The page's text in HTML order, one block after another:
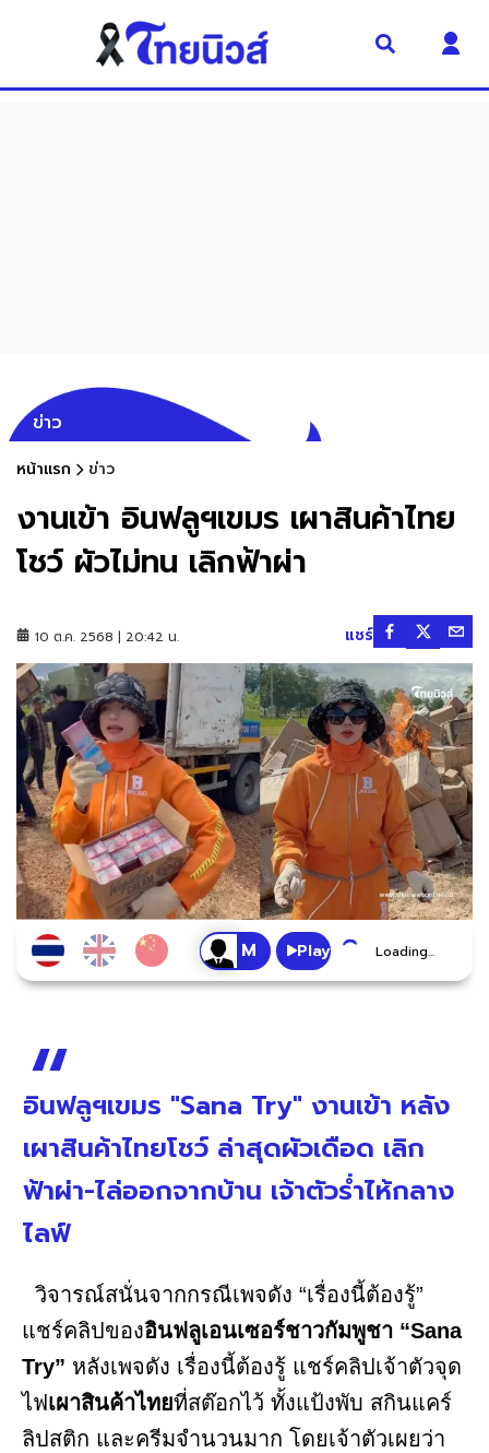
ข่าว
หน้าแรก ข่าว
งานเข้า อินฟลูฯเขมร เผาสินค้าไทย
โชว์ ผัวไม่ทน เลิกฟ้าผ่า
10 ต.ค. 2568 | 20:42 น. แชร์
Play Loading...
อินฟลูฯเขมร "Sana Try" งานเข้า หลัง
เผาสินค้าไทยโชว์ ล่าสุดผัวเดือด เลิก
ฟ้าผ่า-ไล่ออกจากบ้าน เจ้าตัวร่ำไห้กลาง
ไลฟ์
วิจารณ์สนั่นจากกรณีเพจดัง “เรื่องนี้ต้องรู้”
แชร์คลิปของอินฟลูเอนเซอร์ชาวกัมพูชา “Sana
Try” หลังเพจดัง เรื่องนี้ต้องรู้ แชร์คลิปเจ้าตัวจุด
ไฟเผาสินค้าไทยที่สต๊อกไว้ ทั้งแป้งพับ สกินแคร์
ลิปสติก และครีมจำนวนมาก โดยเจ้าตัวเผยว่า